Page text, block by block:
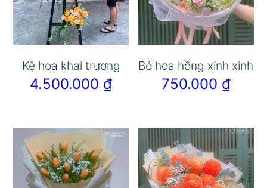
Kệ hoa khai trương
4.500.000 ₫
Bó hoa hồng xinh xinh
750.000 ₫